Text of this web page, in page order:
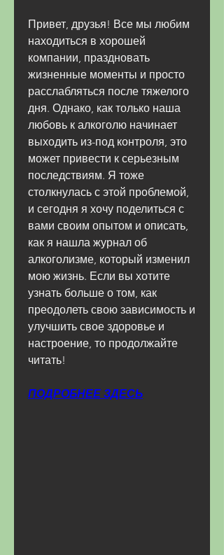
Привет, друзья! Все мы любим
находиться в хорошей
компании, праздновать
жизненные моменты и просто
расслабляться после тяжелого
дня. Однако, как только наша
любовь к алкоголю начинает
выходить из-под контроля, это
может привести к серьезным
последствиям. Я тоже
столкнулась с этой проблемой,
и сегодня я хочу поделиться с
вами своим опытом и описать,
как я нашла журнал об
алкоголизме, который изменил
мою жизнь. Если вы хотите
узнать больше о том, как
преодолеть свою зависимость и
улучшить свое здоровье и
настроение, то продолжайте
читать!
ПОДРОБНЕЕ ЗДЕСЬ